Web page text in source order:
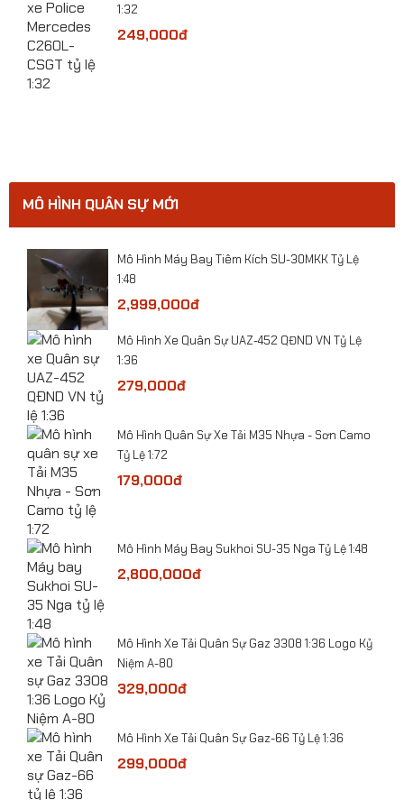
Mô hình Máy bay đồ chơi F-117 kim loại
Mô hình Máy bay đồ chơi F-117 kim loại
1:32
249,000đ
MÔ HÌNH QUÂN SỰ MỚI
Mô Hình Máy Bay Tiêm Kích SU-30MKK Tỷ Lệ
1:48
2,999,000đ
Mô Hình Xe Quân Sự UAZ-452 QĐND VN Tỷ Lệ
1:36
279,000đ
​Mô Hình Quân Sự Xe Tải M35 Nhựa - Sơn Camo
Tỷ Lệ 1:72
179,000đ
Mô Hình Máy Bay Sukhoi SU-35 Nga Tỷ Lệ 1:48
2,800,000đ
​Mô Hình Xe Tải Quân Sự Gaz 3308 1:36 Logo Kỷ
Niệm A-80
329,000đ
​Mô Hình Xe Tải Quân Sự Gaz-66 Tỷ Lệ 1:36
299,000đ